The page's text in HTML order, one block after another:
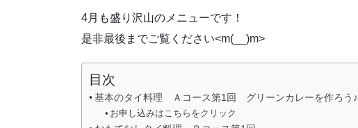
4月も盛り沢山のメニューです！
是非最後までご覧ください<m(__)m>
目次
基本のタイ料理 Ａコース第1回 グリーンカレーを作ろう♪
お申し込みはこちらをクリック